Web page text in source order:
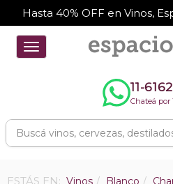
Hasta 40% OFF en Vinos,
Toggle
navigation
11-
Chateá
ESTÁS EN: Vinos Blanco